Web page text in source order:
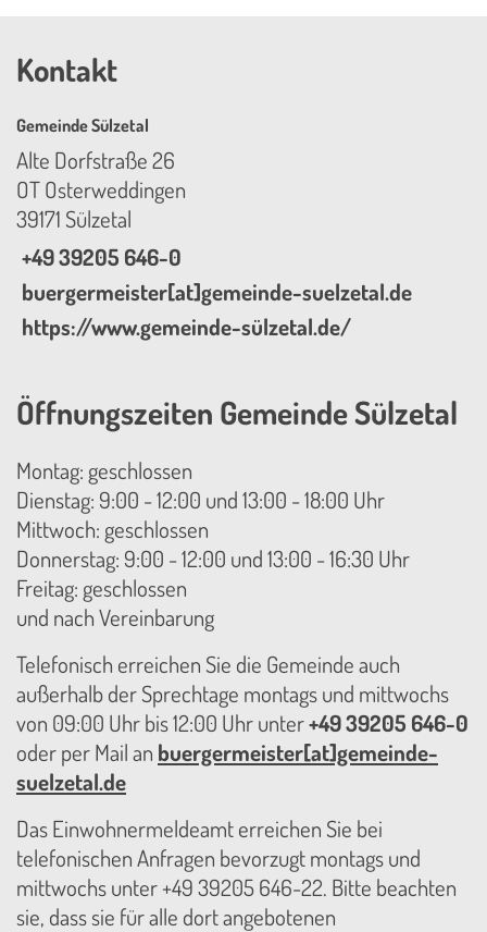
Kontakt
Gemeinde Sülzetal
Alte Dorfstraße 26
OT Osterweddingen
39171 Sülzetal
+49 39205 646-0
buergermeister[at]gemeinde-suelzetal.de
https://www.gemeinde-sülzetal.de/
Öffnungszeiten Gemeinde Sülzetal
Montag: geschlossen
Dienstag: 9:00 - 12:00 und 13:00 - 18:00 Uhr
Mittwoch: geschlossen
Donnerstag: 9:00 - 12:00 und 13:00 - 16:30 Uhr
Freitag: geschlossen
und nach Vereinbarung
Telefonisch erreichen Sie die Gemeinde auch
außerhalb der Sprechtage montags und mittwochs
von 09:00 Uhr bis 12:00 Uhr unter+49 39205 646-0
oder per Mail an buergermeister[at]gemeinde-
suelzetal.de
Das Einwohnermeldeamt erreichen Sie bei
telefonischen Anfragen bevorzugt montags und
mittwochs unter +49 39205 646-22. Bitte beachten
sie, dass sie für alle dort angebotenen